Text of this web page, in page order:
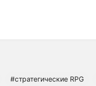
#cтратегические RPG